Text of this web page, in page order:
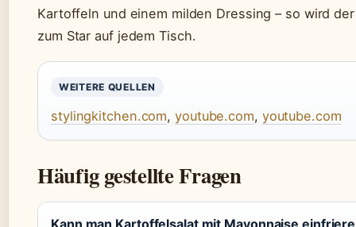
Kartoffeln und einem milden Dressing – so wird
zum Star auf jedem Tisch.
WEITERE QUELLEN
stylingkitchen.com,youtube.com, youtube.com
Häufig gestellte Fragen
Kann man Kartoffelsalat mit Mayonnaise